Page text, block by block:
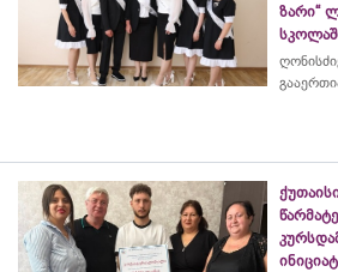
ზარი“